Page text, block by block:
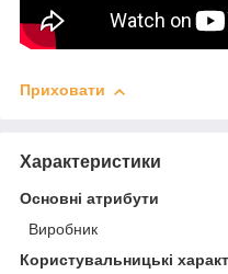
Приховати
Характеристики
Основні атрибути
Виробник
Користувальницькі